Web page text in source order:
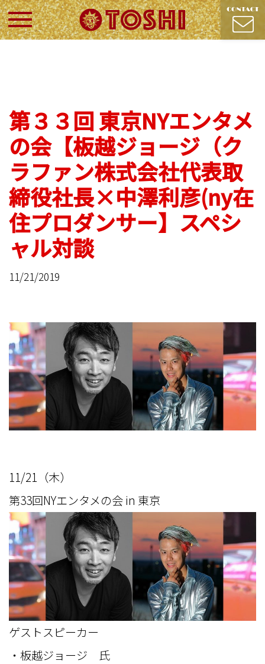
第３３回 東京NYエンタメ
の会【板越ジョージ（ク
ラファン株式会社代表取
締役社長×中澤利彦(ny在
住プロダンサー】スペシ
ャル対談
11/21/2019
11/21（木）
第33回NYエンタメの会 in 東京
ゲストスピーカー
・板越ジョージ 氏